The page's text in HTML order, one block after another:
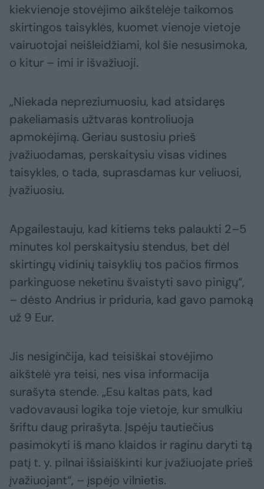
kiekvienoje stovėjimo aikštelėje taikomos
skirtingos taisyklės, kuomet vienoje vietoje
vairuotojai neišleidžiami, kol šie nesusimoka,
o kitur – imi ir išvažiuoji.
„Niekada nepreziumuosiu, kad atsidaręs
pakeliamasis užtvaras kontroliuoja
apmokėjimą. Geriau sustosiu prieš
įvažiuodamas, perskaitysiu visas vidines
taisykles, o tada, suprasdamas kur veliuosi,
įvažiuosiu.
Apgailestauju, kad kitiems teks palaukti 2–5
minutes kol perskaitysiu stendus, bet dėl
skirtingų vidinių taisyklių tos pačios firmos
parkinguose neketinu švaistyti savo pinigų“,
– dėsto Andrius ir priduria, kad gavo pamoką
už 9 Eur.
Jis nesiginčija, kad teisiškai stovėjimo
aikštelė yra teisi, nes visa informacija
surašyta stende. „Esu kaltas pats, kad
vadovavausi logika toje vietoje, kur smulkiu
šriftu daug prirašyta. Įspėju tautiečius
pasimokyti iš mano klaidos ir raginu daryti tą
patį t. y. pilnai išsiaiškinti kur įvažiuojate prieš
įvažiuojant“, – įspėjo vilnietis.